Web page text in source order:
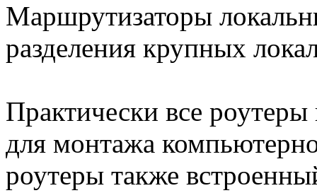
Маршрутизаторы
разделения крупных
Практически все
для монтажа
роутеры также